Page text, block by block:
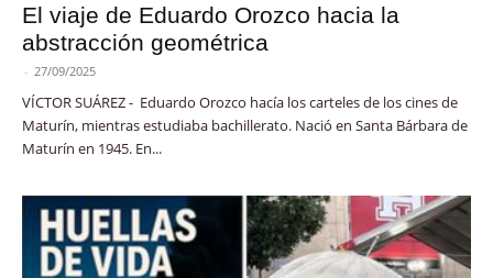
El viaje de Eduardo Orozco hacia la
abstracción geométrica
- 27/09/2025
VÍCTOR SUÁREZ - Eduardo Orozco hacía los carteles de los cines de
Maturín, mientras estudiaba bachillerato. Nació en Santa Bárbara de
Maturín en 1945. En...